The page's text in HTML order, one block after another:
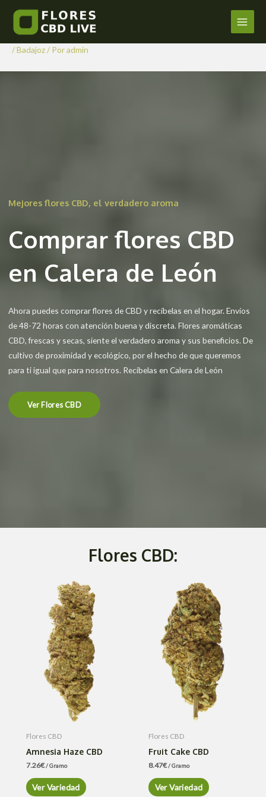
contenido
Main
Comprar Flores CBD en Calera
de León
/Badajoz/ Poradmin
Mejores flores CBD, el verdadero aroma
Comprar flores CBD
en Calera de León
Ahora puedes comprar flores de CBD y recíbelas en el hogar. Envíos
de 48-72 horas con atención buena y discreta. Flores aromáticas
CBD, frescas y secas, siente el verdadero aroma y sus beneficios. De
cultivo de proximidad y ecológico, por el hecho de que queremos
para ti igual que para nosotros. Recíbelas en Calera de León
Ver Flores CBD
Flores CBD:
Flores CBD
Amnesia Haze CBD
7.26€/ Gramo
Ver Variedad
Flores CBD
Fruit Cake CBD
8.47€/ Gramo
Ver Variedad